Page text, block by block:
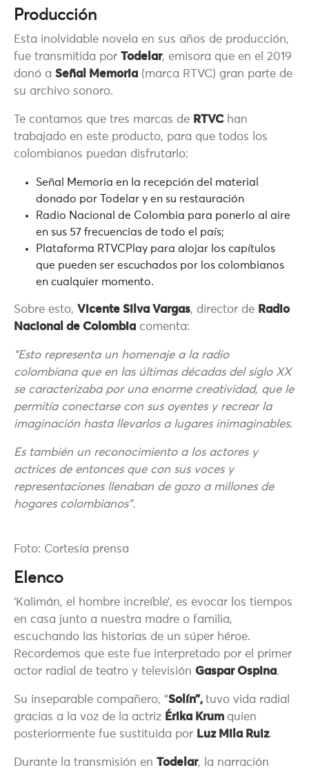
Producción
Esta inolvidable novela en sus años de producción,
fue transmitida por Todelar, emisora que en el 2019
donó a Señal Memoria (marca RTVC) gran parte de
su archivo sonoro.
Te contamos que tres marcas de RTVChan
trabajado en este producto, para que todos los
colombianos puedan disfrutarlo:
Señal Memoria en la recepción del material
donado por Todelar y en su restauración
Radio Nacional de Colombia para ponerlo al aire
en sus 57 frecuencias de todo el país;
Plataforma RTVCPlay para alojar los capítulos
que pueden ser escuchados por los colombianos
en cualquier momento.
Sobre esto, Vicente Silva Vargas, director de Radio
Nacional de Colombia comenta:
“Esto representa un homenaje a la radio
colombiana que en las últimas décadas del siglo XX
se caracterizaba por una enorme creatividad, que le
permitía conectarse con sus oyentes y recrear la
imaginación hasta llevarlos a lugares inimaginables.
Es también un reconocimiento a los actores y
actrices de entonces que con sus voces y
representaciones llenaban de gozo a millones de
hogares colombianos”.
Foto: Cortesía prensa
Elenco
‘Kalimán, el hombre increíble’, es evocar los tiempos
en casa junto a nuestra madre o familia,
escuchando las historias de un súper héroe.
Recordemos que este fue interpretado por el primer
actor radial de teatro y televisión Gaspar Ospina.
Su inseparable compañero, “Solín”, tuvo vida radial
gracias a la voz de la actriz Érika Krum quien
posteriormente fue sustituida por Luz Mila Ruiz.
Durante la transmisión en Todelar, la narración